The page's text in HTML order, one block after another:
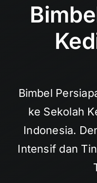
Bimbel
ke Sekolah
Indonesia.
Intensif dan